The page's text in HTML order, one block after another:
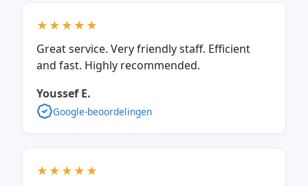
★★★★★
Great service. Very friendly staff. Efficient
and fast. Highly recommended.
Youssef E.
Google-beoordelingen
★★★★★